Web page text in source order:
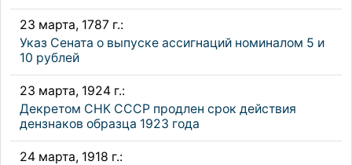
23 марта, 1787 г.:
Указ Сената о выпуске ассигнаций номиналом 5 и
10 рублей
23 марта, 1924 г.:
Декретом СНК СССР продлен срок действия
дензнаков образца 1923 года
24 марта, 1918 г.: